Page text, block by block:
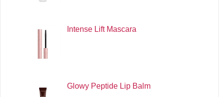
Intense Lift Mascara
Glowy Peptide Lip Balm